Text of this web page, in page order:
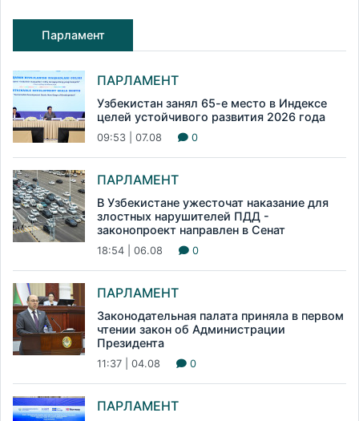
Парламент
ПАРЛАМЕНТ
Узбекистан занял 65-е место в Индексе
целей устойчивого развития 2026 года
09:53 | 07.08 0
ПАРЛАМЕНТ
В Узбекистане ужесточат наказание для
злостных нарушителей ПДД -
законопроект направлен в Сенат
18:54 | 06.08 0
ПАРЛАМЕНТ
Законодательная палата приняла в первом
чтении закон об Администрации
Президента
11:37 | 04.08 0
ПАРЛАМЕНТ